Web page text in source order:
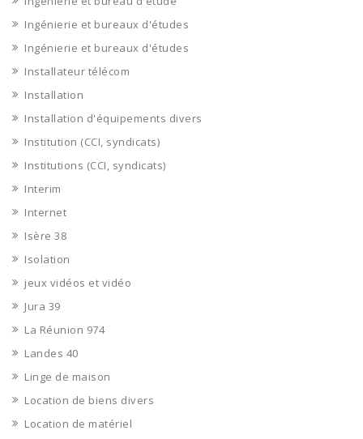
Ingénierie et bureaux d'études
Ingénierie et bureaux d'études
Installateur télécom
Installation
Installation d'équipements divers
Institution (CCI, syndicats)
Institutions (CCI, syndicats)
Interim
Internet
Isère 38
Isolation
jeux vidéos et vidéo
Jura 39
La Réunion 974
Landes 40
Linge de maison
Location de biens divers
Location de matériel